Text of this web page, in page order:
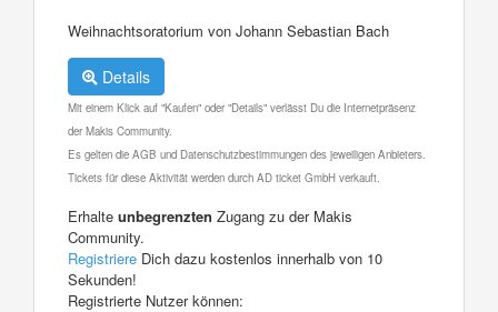
Weihnachtsoratorium von Johann Sebastian Bach
Details
Mit einem Klick auf "Kaufen" oder "Details" verlässt Du die Internetpräsenz
der Makis Community.
Es gelten die AGB und Datenschutzbestimmungen des jeweiligen Anbieters.
Tickets für diese Aktivität werden durch AD ticket GmbH verkauft.
Erhalte unbegrenzten Zugang zu der Makis
Community.
Registriere Dich dazu kostenlos innerhalb von 10
Sekunden!
Registrierte Nutzer können: